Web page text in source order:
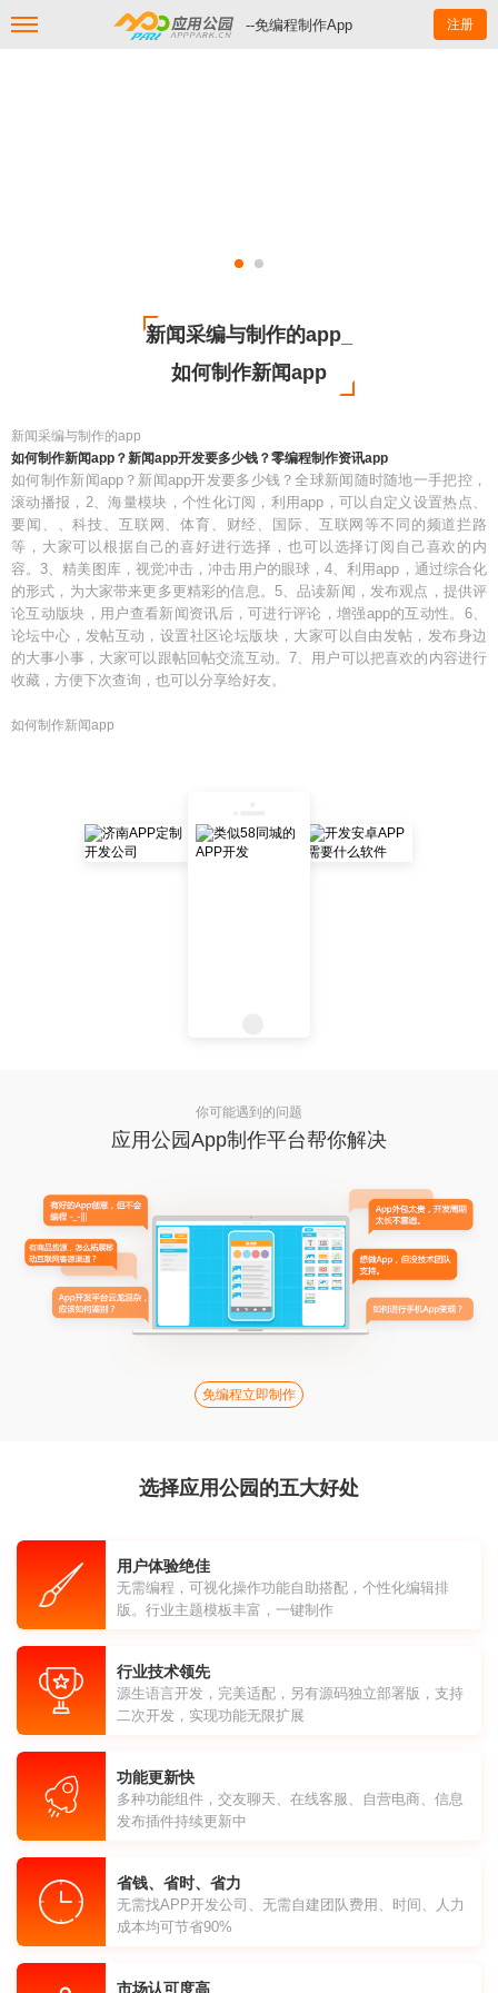
--免编程制作App 注册
新闻采编与制作的app_
如何制作新闻app
新闻采编与制作的app
如何制作新闻app？新闻app开发要多少钱？零编程制作资讯app
如何制作新闻app？新闻app开发要多少钱？全球新闻随时随地一手把控，
滚动播报，2、海量模块，个性化订阅，利用app，可以自定义设置热点、
要闻、、科技、互联网、体育、财经、国际、互联网等不同的频道拦路
等，大家可以根据自己的喜好进行选择，也可以选择订阅自己喜欢的内
容。3、精美图库，视觉冲击，冲击用户的眼球，4、利用app，通过综合化
的形式，为大家带来更多更精彩的信息。5、品读新闻，发布观点，提供评
论互动版块，用户查看新闻资讯后，可进行评论，增强app的互动性。6、
论坛中心，发帖互动，设置社区论坛版块，大家可以自由发帖，发布身边
的大事小事，大家可以跟帖回帖交流互动。7、用户可以把喜欢的内容进行
收藏，方便下次查询，也可以分享给好友。
如何制作新闻app
你可能遇到的问题
应用公园App制作平台帮你解决
免编程立即制作
选择应用公园的五大好处
用户体验绝佳
无需编程，可视化操作功能自助搭配，个性化编辑排
版。行业主题模板丰富，一键制作
行业技术领先
源生语言开发，完美适配，另有源码独立部署版，支持
二次开发，实现功能无限扩展
功能更新快
多种功能组件，交友聊天、在线客服、自营电商、信息
发布插件持续更新中
省钱、省时、省力
无需找APP开发公司、无需自建团队费用、时间、人力
成本均可节省90%
市场认可度高